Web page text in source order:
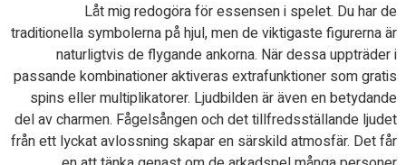
Låt mig redogöra för essensen i spelet. Du har de
traditionella symbolerna på hjul, men de viktigaste figurerna är
naturligtvis de flygande ankorna. När dessa uppträder i
passande kombinationer aktiveras extrafunktioner som gratis
spins eller multiplikatorer. Ljudbilden är även en betydande
del av charmen. Fågelsången och det tillfredsställande ljudet
från ett lyckat avlossning skapar en särskild atmosfär. Det får